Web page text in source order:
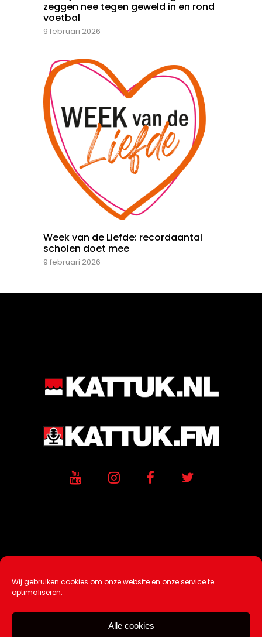
Wij gebruiken cookies om onze website en onze service te
optimaliseren.
Alle cookies
zeggen nee tegen geweld in en rond
voetbal
9 februari 2026
Week van de Liefde: recordaantal
scholen doet mee
9 februari 2026
Ontwikkeling / Hosting doorAtSea
Over Ons |Tip de redactie